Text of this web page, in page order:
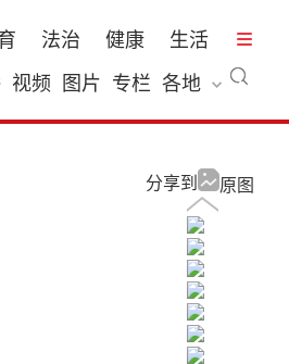
法治 健康
生活
视频 图片 专栏 各地
原图
分享到